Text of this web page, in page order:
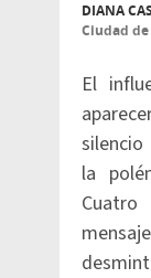
DIANA
Ciudad
El
la